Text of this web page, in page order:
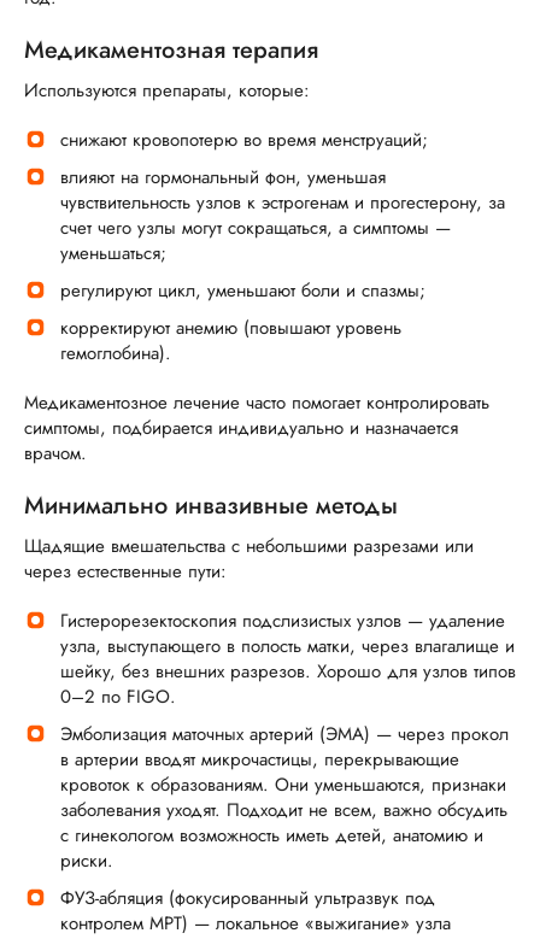
Медикаментозная терапия
Используются препараты, которые:
снижают кровопотерю во время менструаций;
влияют на гормональный фон, уменьшая
чувствительность узлов к эстрогенам и прогестерону, за
счет чего узлы могут сокращаться, а симптомы —
уменьшаться;
регулируют цикл, уменьшают боли и спазмы;
корректируют анемию (повышают уровень
гемоглобина).
Медикаментозное лечение часто помогает контролировать
симптомы, подбирается индивидуально и назначается
врачом.
Минимально инвазивные методы
Щадящие вмешательства с небольшими разрезами или
через естественные пути:
Гистерорезектоскопия подслизистых узлов — удаление
узла, выступающего в полость матки, через влагалище и
шейку, без внешних разрезов. Хорошо для узлов типов
0–2 по FIGO.
Эмболизация маточных артерий (ЭМА) — через прокол
в артерии вводят микрочастицы, перекрывающие
кровоток к образованиям. Они уменьшаются, признаки
заболевания уходят. Подходит не всем, важно обсудить
с гинекологом возможность иметь детей, анатомию и
риски.
ФУЗ-абляция (фокусированный ультразвук под
контролем МРТ) — локальное «выжигание» узла